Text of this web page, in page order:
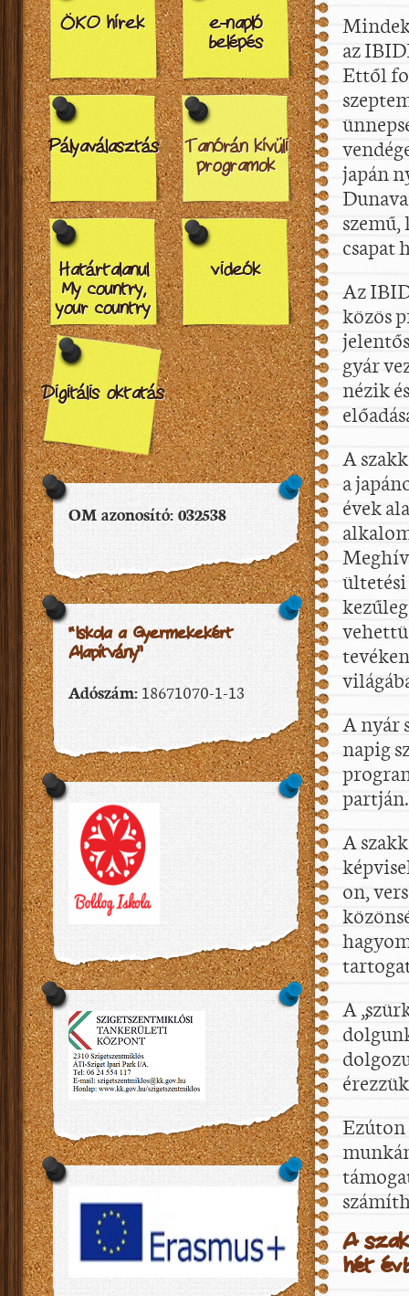
ÖKO hírek
e-napló
belépés
Pályaválasztás
Tanórán kívüli
programok
Határtalanul
My country,
your country
videók
Digitális oktatás
OM azonosító: 032538
“Iskola a Gyermekekért
Alapítvány”
Adószám:18671070-1-13
az
Ettől
japán
csapat
Az
közös
gyár
nézik
A
a
évek
A nyár
napig
partján.
A
on,
A
A
hét